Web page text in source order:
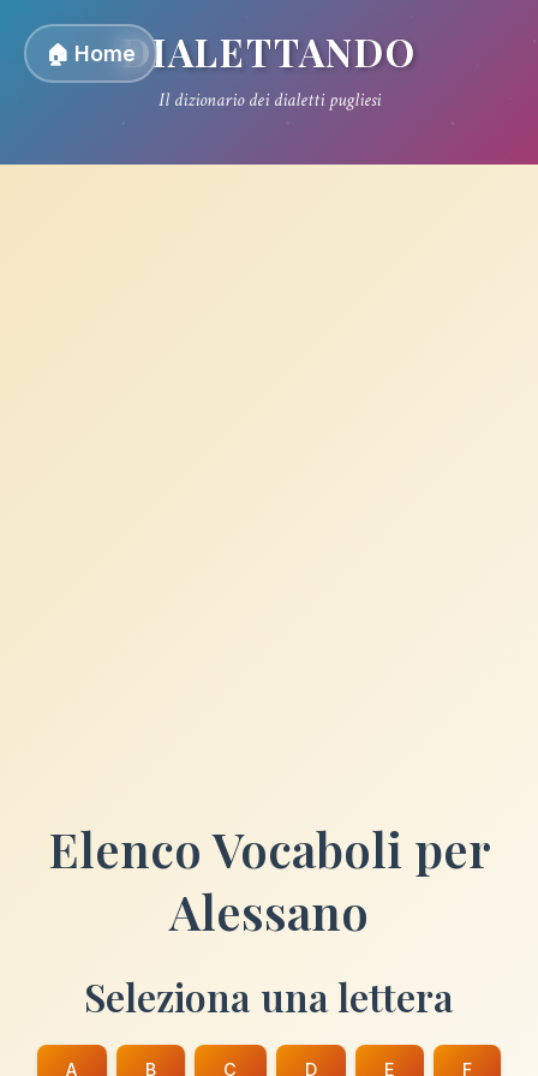
🏠 HomeDIALETTANDO
Il dizionario dei dialetti pugliesi
Elenco Vocaboli per
Alessano
Seleziona una lettera
A B C D E F